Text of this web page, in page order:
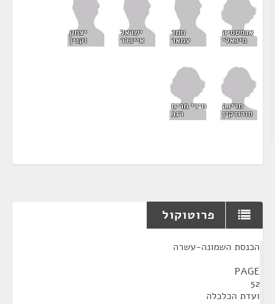
אנסטסיה
מיכאלי
חמד
עמאר
ישראל
אייכלר
יצחק
וקנין
מרינה
סולודקין
מירי מרים
רגב
פרוטוקול
הכנסת השמונה-עשרה
PAGE
52
ועדת הכלכלה